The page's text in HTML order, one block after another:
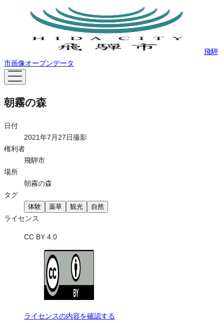
飛騨
市画像オープンデータ
朝霧の森
日付
2021年7月27日撮影
権利者
飛騨市
場所
朝霧の森
タグ
体験 薬草 観光 自然
ライセンス
CC BY 4.0
ライセンスの内容を確認する